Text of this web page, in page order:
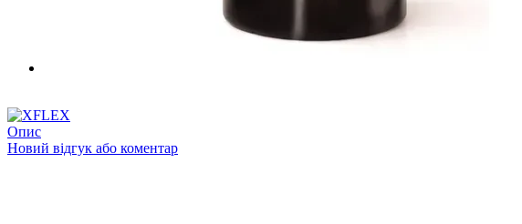
Опис
Новий відгук або коментар